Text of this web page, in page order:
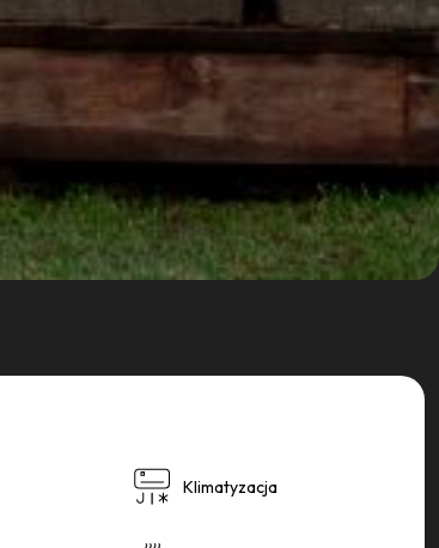
Klimatyzacja